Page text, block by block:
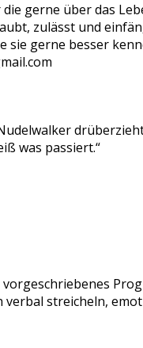
gerne über das
zulässt und
sie gerne besser
was passiert.“
streicheln,